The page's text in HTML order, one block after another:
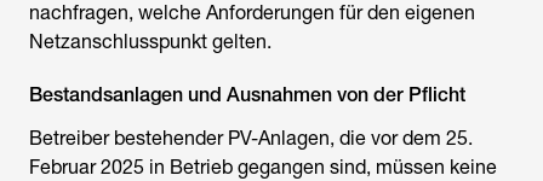
nachfragen, welche Anforderungen für den eigenen
Netzanschlusspunkt gelten.
Bestandsanlagen und Ausnahmen von der Pflicht
Betreiber bestehender PV-Anlagen, die vor dem 25.
Februar 2025 in Betrieb gegangen sind, müssen keine